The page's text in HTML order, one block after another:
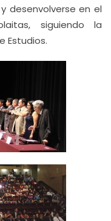
desenvolverse en el
siguiendo la
Estudios.